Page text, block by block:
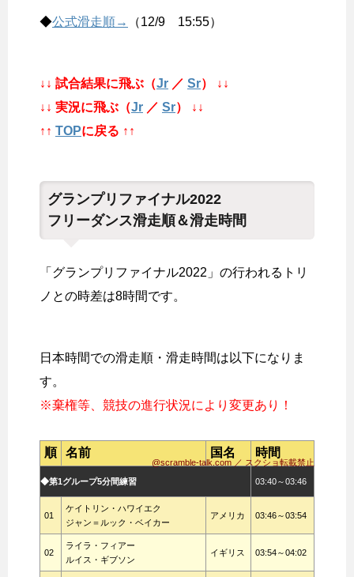
◆公式滑走順→ （12/9 15:55）
↓↓ 試合結果に飛ぶ（Jr ／ Sr） ↓↓
↓↓ 実況に飛ぶ（Jr ／ Sr） ↓↓
↑↑ TOPに戻る ↑↑
グランプリファイナル2022
フリーダンス滑走順＆滑走時間
「グランプリファイナル2022」の行われるトリ
ノとの時差は8時間です。
日本時間での滑走順・滑走時間は以下になりま
す。
※棄権等、競技の進行状況により変更あり！
@scramble-talk.com ／ スクショ転載禁止
順 名前 国名 時間
◆第1グループ5分間練習 03:40～03:46
01
ケイトリン・ハワイエク
ジャン＝ルック・ベイカー
アメリカ 03:46～03:54
02
ライラ・フィアー
ルイス・ギブソン
イギリス 03:54～04:02